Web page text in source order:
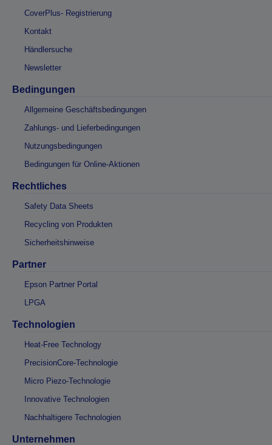
CoverPlus- Registrierung
Kontakt
Händlersuche
Newsletter
Bedingungen
Allgemeine Geschäftsbedingungen
Zahlungs- und Lieferbedingungen
Nutzungsbedingungen
Bedingungen für Online-Aktionen
Rechtliches
Safety Data Sheets
Recycling von Produkten
Sicherheitshinweise
Partner
Epson Partner Portal
LPGA
Technologien
Heat-Free Technology
PrecisionCore-Technologie
Micro Piezo-Technologie
Innovative Technologien
Nachhaltigere Technologien
Unternehmen